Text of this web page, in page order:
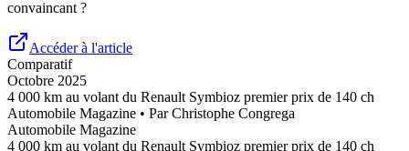
convaincant ?
Accéder à l'article
Comparatif
Octobre 2025
4 000 km au volant du Renault Symbioz premier prix de 140 ch
Automobile Magazine • ParChristophe Congrega
Automobile Magazine
4 000 km au volant du Renault Symbioz premier prix de 140 ch